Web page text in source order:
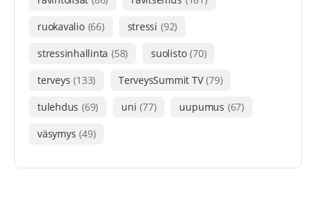
ruokavalio (66) stressi (92)
stressinhallinta (58) suolisto (70)
terveys (133) TerveysSummit TV (79)
tulehdus (69) uni (77) uupumus (67)
väsymys (49)